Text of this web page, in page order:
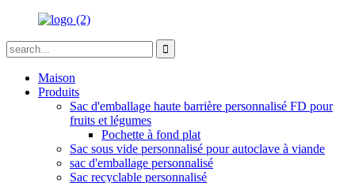
Maison
Produits
Sac d'emballage haute barrière personnalisé FD pour
fruits et légumes
Pochette à fond plat
Sac sous vide personnalisé pour autoclave à viande
sac d'emballage personnalisé
Sac recyclable personnalisé